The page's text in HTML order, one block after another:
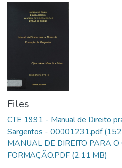
Files
CTE 1991 - Manual de Direito
Sargentos - 00001231.pdf
MANUAL DE DIREITO PARA O
FORMAÇÃO.PDF (2.11 MB)